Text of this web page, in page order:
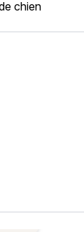
chien
et assurance